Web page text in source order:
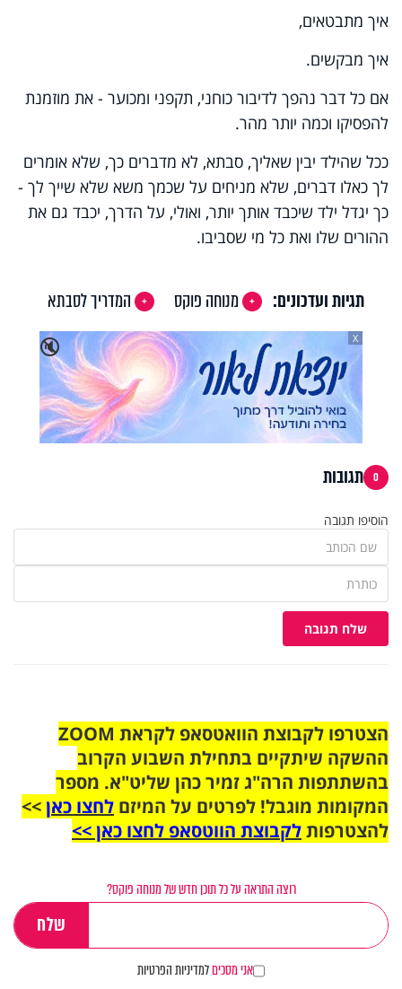
איך מתבטאים,
איך מבקשים.
אם כל דבר נהפך לדיבור כוחני, תקפני ומכוער - את מוזמנת
להפסיקו וכמה יותר מהר.
ככל שהילד יבין שאליך, סבתא, לא מדברים כך, שלא אומרים
לך כאלו דברים, שלא מניחים על שכמך משא שלא שייך לך -
כך יגדל ילד שיכבד אותך יותר, ואולי, על הדרך, יכבד גם את
ההורים שלו ואת כל מי שסביבו.
תגיות ועדכונים: מנוחה פוקס
המדריך לסבתא
🔇
X
0 תגובות
הוסיפו תגובה
שלח תגובה
הצטרפו לקבוצת הוואטסאפ לקראת ZOOM
ההשקה שיתקיים בתחילת השבוע הקרוב
בהשתתפות הרה"ג זמיר כהן שליט"א. מספר
המקומות מוגבל! לפרטים על המיזם לחצו כאן>>
להצטרפותלקבוצת הווטסאפ לחצו כאן >>
רוצה התראה על כל תוכן חדש של מנוחה פוקס?
אני מסכיםלמדיניות הפרטיות